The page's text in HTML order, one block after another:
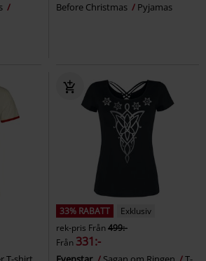
Before Christmas
Pyjamas
33% RABATT
Exklusiv
rek-pris Från499:-
Från 331:-